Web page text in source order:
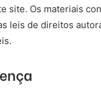
site. Os materiais
leis de direitos